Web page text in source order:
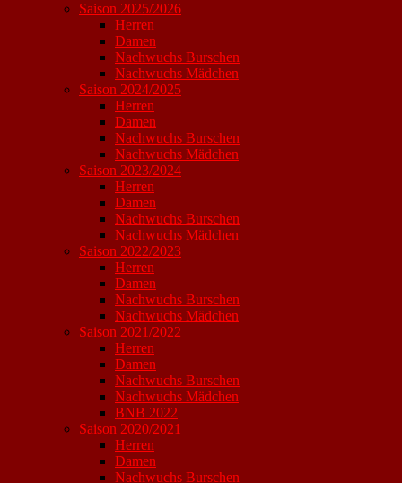
Saison 2025/2026
Herren
Damen
Nachwuchs Burschen
Nachwuchs Mädchen
Saison 2024/2025
Herren
Damen
Nachwuchs Burschen
Nachwuchs Mädchen
Saison 2023/2024
Herren
Damen
Nachwuchs Burschen
Nachwuchs Mädchen
Saison 2022/2023
Herren
Damen
Nachwuchs Burschen
Nachwuchs Mädchen
Saison 2021/2022
Herren
Damen
Nachwuchs Burschen
Nachwuchs Mädchen
BNB 2022
Saison 2020/2021
Herren
Damen
Nachwuchs Burschen